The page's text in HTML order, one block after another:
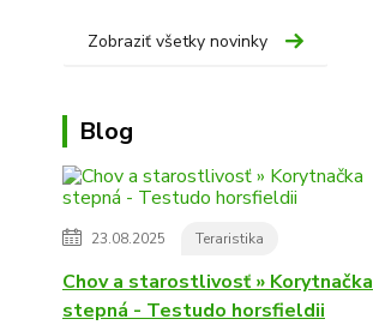
Zobraziť všetky novinky
Blog
23.08.2025 Teraristika
Chov a starostlivosť » Korytnačka
stepná - Testudo horsfieldii